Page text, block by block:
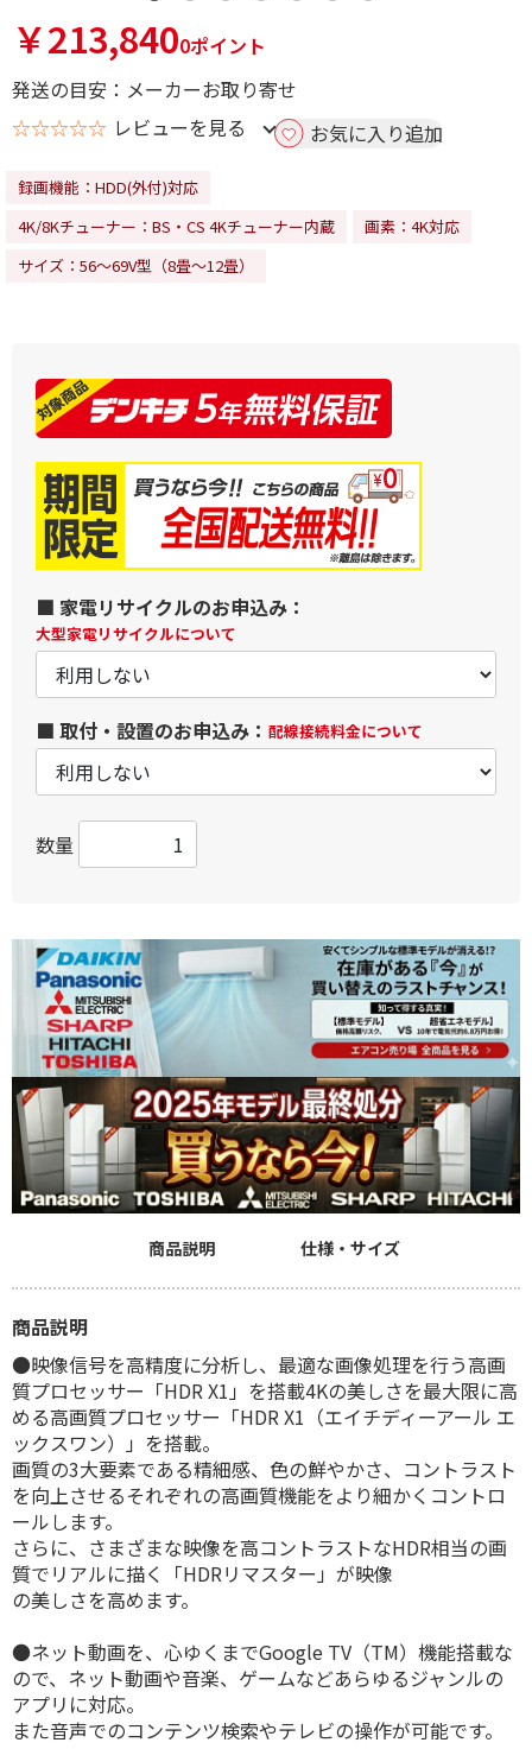
￥213,8400ポイント
発送の目安：メーカーお取り寄せ
☆☆☆☆☆ レビューを見る お気に入り追加
録画機能：HDD(外付)対応
4K/8Kチューナー：BS・CS 4Kチューナー内蔵
画素：4K対応
サイズ：56～69V型（8畳～12畳）
■ 家電リサイクルのお申込み：
大型家電リサイクルについて
■ 取付・設置のお申込み： 配線接続料金について
数量
商品説明 仕様・サイズ
商品説明
●映像信号を高精度に分析し、最適な画像処理を行う高画
質プロセッサー「HDR X1」を搭載4Kの美しさを最大限に高
める高画質プロセッサー「HDR X1（エイチディーアール エ
ックスワン）」を搭載。
画質の3大要素である精細感、色の鮮やかさ、コントラスト
を向上させるそれぞれの高画質機能をより細かくコントロ
ールします。
さらに、さまざまな映像を高コントラストなHDR相当の画
質でリアルに描く「HDRリマスター」が映像
の美しさを高めます。
●ネット動画を、心ゆくまでGoogle TV（TM）機能搭載な
ので、ネット動画や音楽、ゲームなどあらゆるジャンルの
アプリに対応。
また音声でのコンテンツ検索やテレビの操作が可能です。